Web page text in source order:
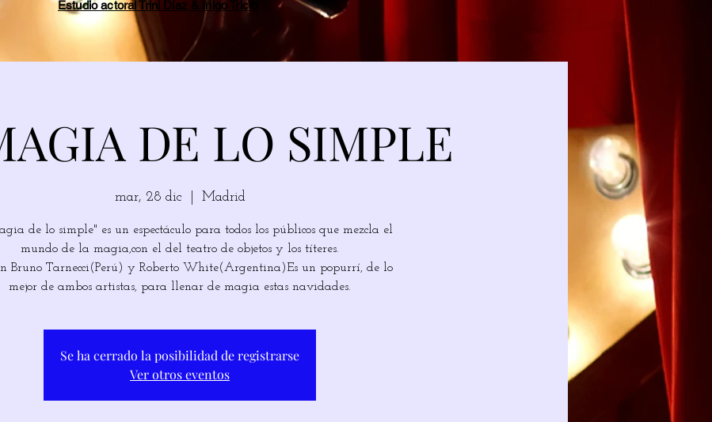
Estudio actoral Trini Díaz & Íñigo Tricio
DE LO SIMPLE
mar, 28 dic Madrid
de lo simple" es un espectáculo para todos los públicos que mezcla el
mundo de la magia,con el del teatro de objetos y los títeres.
Bruno Tarnecci(Perú) y Roberto White(Argentina)Es un popurrí, de lo
mejor de ambos artistas, para llenar de magia estas navidades.
Se ha cerrado la posibilidad de registrarse
Ver otros eventos